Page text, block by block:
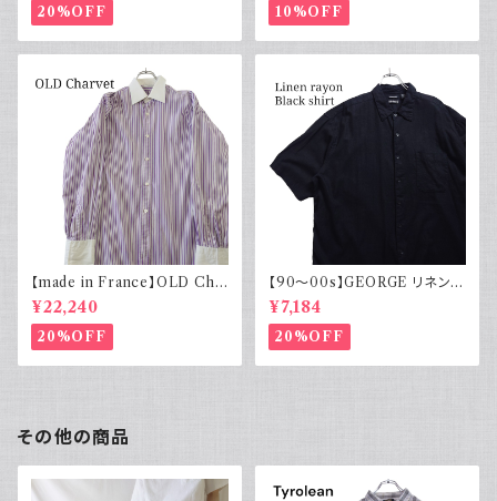
20%OFF 10%OFF
【made in France】OLD Cha
rvet ストライプ 切り替え 紫
¥22,240
20%OFF
【90～00s】GEORGE リネンレ
ーヨンシャツ 黒 ボックスシルエ
ット XL
¥7,184
20%OFF
その他の商品